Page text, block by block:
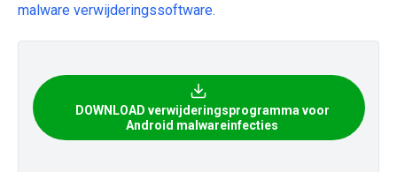
malware verwijderingssoftware.
DOWNLOAD verwijderingsprogramma voor
Android malwareinfecties